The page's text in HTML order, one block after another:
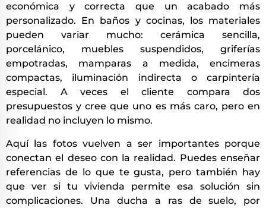
económica y correcta que un acabado más
personalizado. En baños y cocinas, los materiales
pueden variar mucho: cerámica sencilla,
porcelánico, muebles suspendidos, griferías
empotradas, mamparas a medida, encimeras
compactas, iluminación indirecta o carpintería
especial. A veces el cliente compara dos
presupuestos y cree que uno es más caro, pero en
realidad no incluyen lo mismo.
Aquí las fotos vuelven a ser importantes porque
conectan el deseo con la realidad. Puedes enseñar
referencias de lo que te gusta, pero también hay
que ver si tu vivienda permite esa solución sin
complicaciones. Una ducha a ras de suelo, por